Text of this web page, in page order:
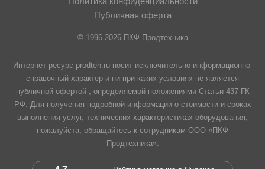
Публичная оферта
© 1996-2026 ПКФ Продтехника
Интернет ресурс prodteh.ru носит исключительно информационно-
справочный характер и ни при каких условиях не является
публичной офертой , определяемой положениями Статьи 437 ГК
РФ. Для получения подробной информации о стоимости и сроках
выполнения услуг, технических характеристиках оборудования,
пожалуйста, обращайтесь к сотрудникам ООО «ПКФ
Продтехника».